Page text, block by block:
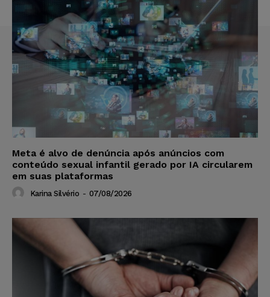
Meta é alvo de denúncia após anúncios com
conteúdo sexual infantil gerado por IA circularem
em suas plataformas
Karina Silvério - 07/08/2026